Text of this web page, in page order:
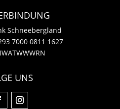
Schneebergland
7000 0811 1627
UNS